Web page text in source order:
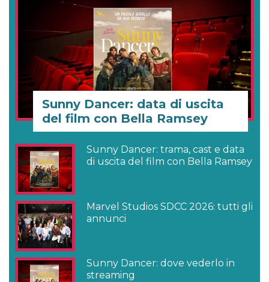
Sunny Dancer: data di uscita
del film con Bella Ramsey
Sunny Dancer: trama, cast e data
di uscita del film con Bella Ramsey
Marvel Studios SDCC 2026: tutti gli
annunci
Sunny Dancer: dove vederlo in
streaming